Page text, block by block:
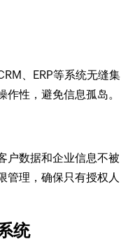
、ERP等系统无缝集
性，避免信息孤岛。
户数据和企业信息不被
管理，确保只有授权人
统